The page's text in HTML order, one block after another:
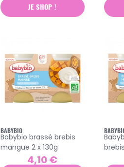
JE SHOP !
BABYBIO
Babybio brassé brebis
mangue 2 x 130g
4,10 €